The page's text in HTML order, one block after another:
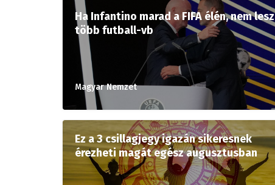
Ha Infantino marad a FIFA élén, nem lesz
több futball-vb
Magyar Nemzet
Ez a 3 csillagjegy igazán sikeresnek
érezheti magát egész augusztusban